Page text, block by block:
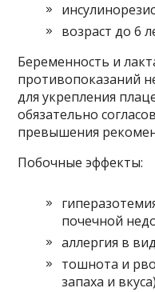
возраст до 6
Беременность и
противопоказаний
для укрепления
обязательно
превышения
Побочные эффекты:
почечной
аллергия в
тошнота и
запаха и